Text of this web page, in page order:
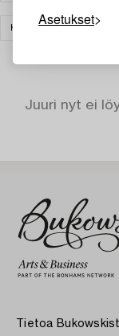
Asetukset
KORUT
Juuri nyt ei
Tietoa